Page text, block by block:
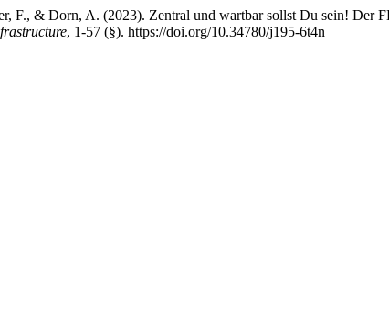
F., & Dorn, A. (2023). Zentral und wartbar sollst Du sein! Der
, 1-57 (§). https://doi.org/10.34780/j195-6t4n